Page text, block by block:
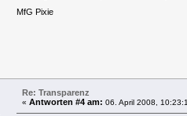
MfG Pixie
Re: Transparenz
« Antworten #4 am: 06. April 2008,